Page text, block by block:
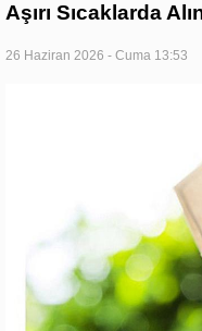
Aşırı Sıcaklarda
26 Haziran 2026 - Cuma 13:53